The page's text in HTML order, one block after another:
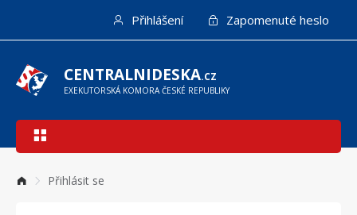
hlavnímu
obsahu
Přihlášení Zapomenuté heslo
CENTRALNIDESKA.CZ
EXEKUTORSKÁ KOMORA ČESKÉ REPUBLIKY
Hlavní
Přihlásit se